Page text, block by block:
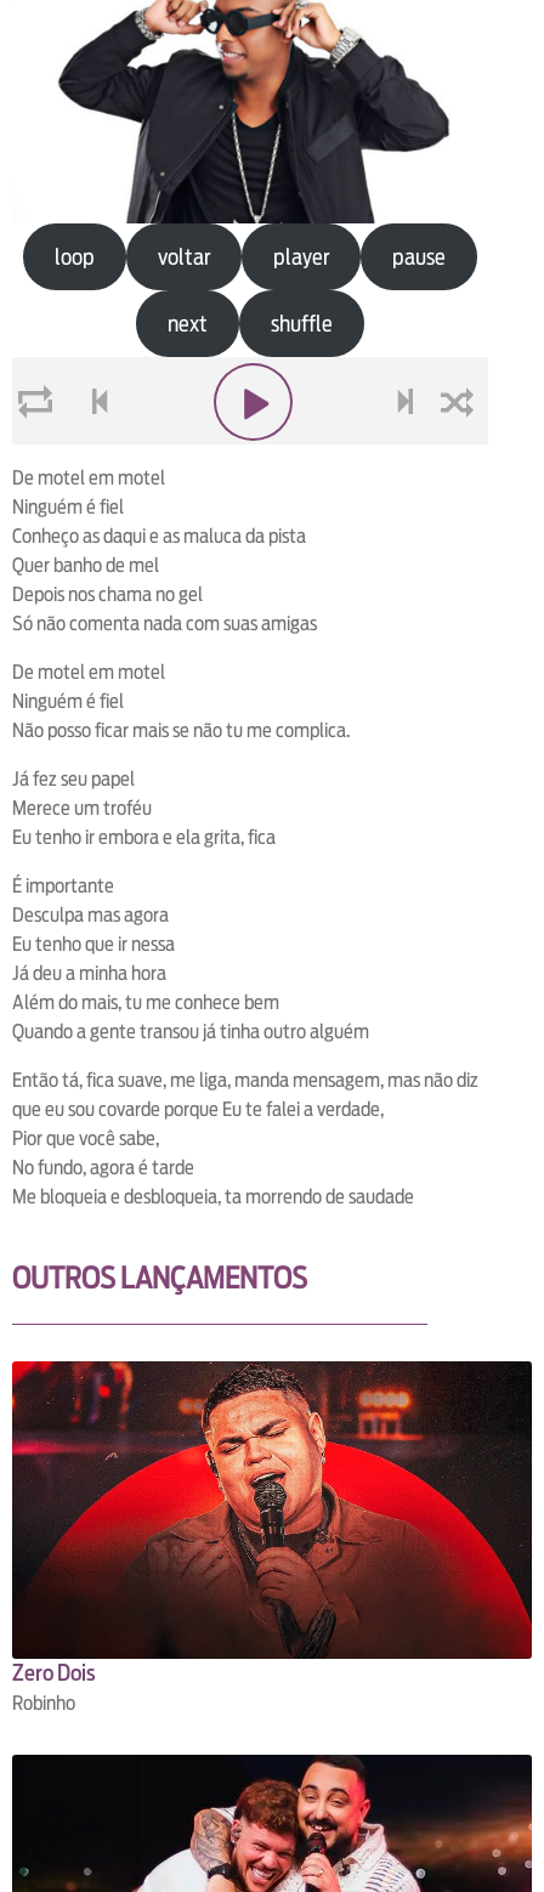
loop voltar player pause
next shuffle
De motel em motel
Ninguém é fiel
Conheço as daqui e as maluca da pista
Quer banho de mel
Depois nos chama no gel
Só não comenta nada com suas amigas
De motel em motel
Ninguém é fiel
Não posso ficar mais se não tu me complica.
Já fez seu papel
Merece um troféu
Eu tenho ir embora e ela grita, fica
É importante
Desculpa mas agora
Eu tenho que ir nessa
Já deu a minha hora
Além do mais, tu me conhece bem
Quando a gente transou já tinha outro alguém
Então tá, fica suave, me liga, manda mensagem, mas não diz
que eu sou covarde porque Eu te falei a verdade,
Pior que você sabe,
No fundo, agora é tarde
Me bloqueia e desbloqueia, ta morrendo de saudade
OUTROS LANÇAMENTOS
Zero Dois
Robinho